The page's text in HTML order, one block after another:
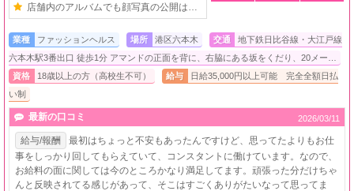
店舗内のアルバムでも顔写真の公開はなし。
業種 ファッションヘルス 場所 港区六本木 交通
地下鉄日比谷線・大江戸線
六本木駅3番出口 徒歩1分 アマンドの正面を背に、右脇にある坂をくだり、20メー…
資格
18歳以上の方（高校生不可） 給与
日給35,000円以上可能 完全全額日払
い制
最新の口コミ 2026/03/11
給与/報酬
最初はちょっと不安もあったんですけど、思ってたよりもお仕
事をしっかり回してもらえていて、コンスタントに働けています。なので、
お給料の面に関しては今のところかなり満足してます。頑張った分だけちゃ
んと反映されてる感じがあって、そこはすごくありがたいなって思ってま